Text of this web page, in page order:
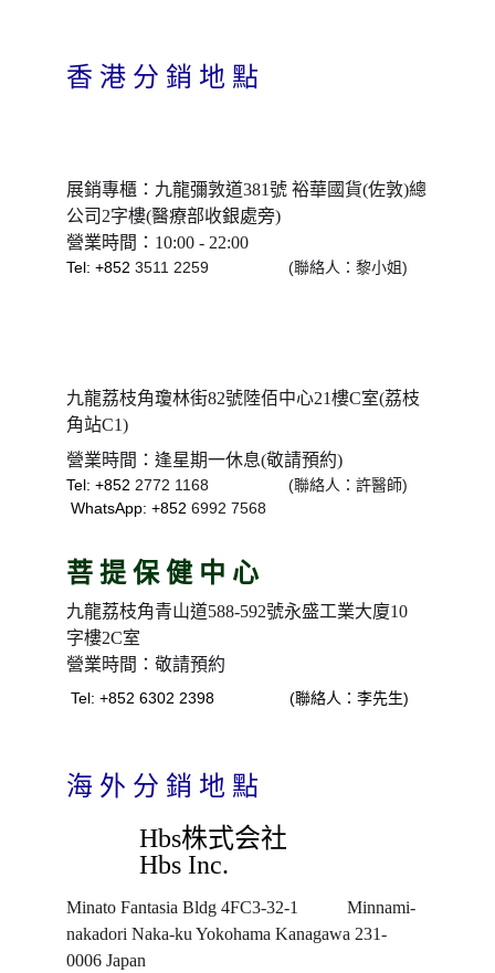
展銷專櫃：九龍彌敦道381號 裕華國貨(佐敦)總
公司2字樓(醫療部收銀處旁)
Tel: +852 3511 2259                  (聯絡人：黎小姐)
九龍荔枝角瓊林街82號陸佰中心21樓C室(荔枝
角站C1)
Tel: +852 2772 1168                  (聯絡人：許醫師)
營業時間：10:00 - 22:00
營業時間：逢星期一休息(敬請預約)
WhatsApp: +852 6992 7568
九龍荔枝角青山道588-592號永盛工業大廈10
字樓2C室
菩 提 保 健 中 心
Tel: +852 6302 2398                 (聯絡人：李先生)
營業時間：敬請預約
香 港 分 銷 地 點
海 外 分 銷 地 點
Hbs株式会社
Hbs Inc.
Minato Fantasia Bldg 4FC3-32-1           Minnami-
nakadori Naka-ku Yokohama Kanagawa 231-
0006 Japan